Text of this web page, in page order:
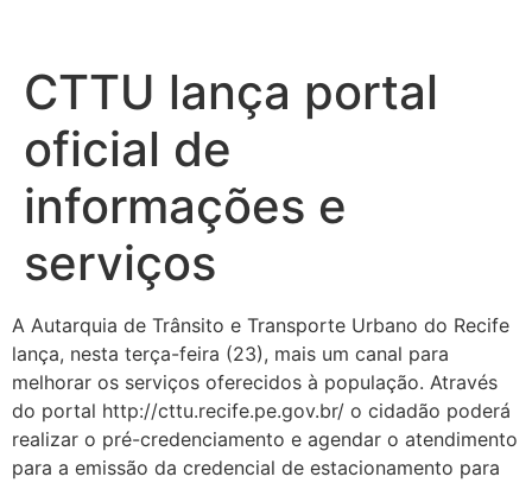
CTTU lança portal
oficial de
informações e
serviços
A Autarquia de Trânsito e Transporte Urbano do Recife
lança, nesta terça-feira (23), mais um canal para
melhorar os serviços oferecidos à população. Através
do portal http://cttu.recife.pe.gov.br/ o cidadão poderá
realizar o pré-credenciamento e agendar o atendimento
para a emissão da credencial de estacionamento para